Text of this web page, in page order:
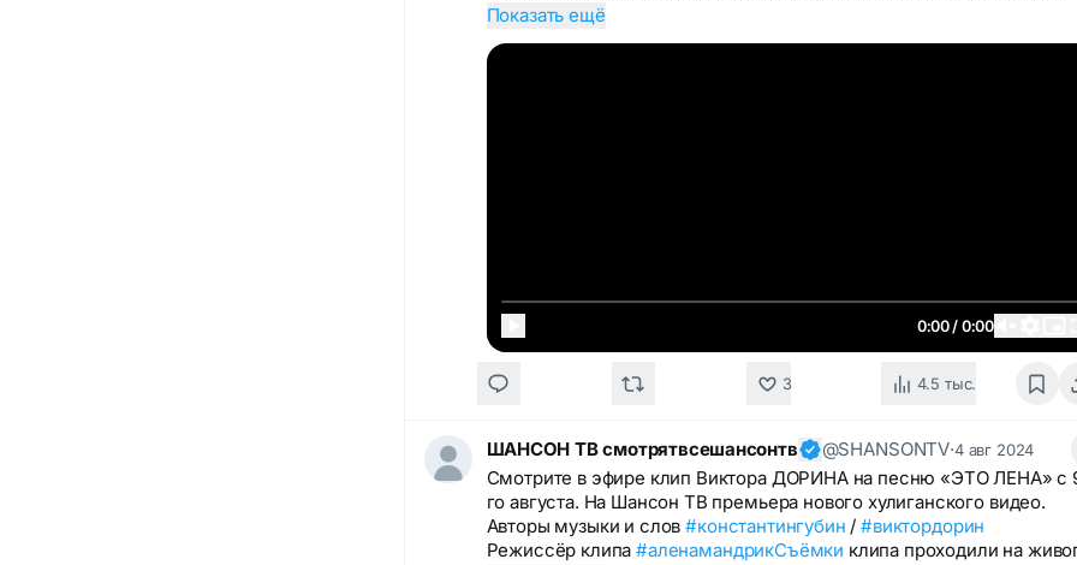
Показать ещё
0:00 / 0:00
3 4.5 тыс.
ШАНСОН ТВ смотрятвсешансонтв @SHANSONTV·4 авг 2024
Смотрите в эфире клип Виктора ДОРИНА на песню «ЭТО ЛЕНА» с
го августа. На Шансон ТВ премьера нового хулиганского видео.
Авторы музыки и слов#константингубин /#виктордорин
Режиссёр клипа#аленамандрикСъёмки клипа проходили на